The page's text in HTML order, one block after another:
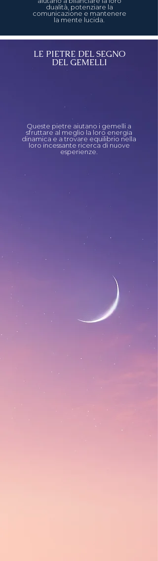
dualità, potenziare la
comunicazione e mantenere
la mente lucida.
LE PIETRE DEL SEGNO
DEL GEMELLI
Queste pietre aiutano i gemelli a
sfruttare al meglio la loro energia
dinamica e a trovare equilibrio nella
loro incessante ricerca di nuove
esperienze.